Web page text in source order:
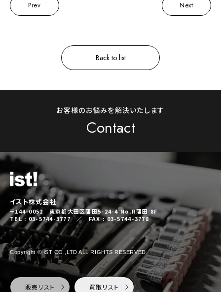
Prev Next
Back to list
お客様のお悩みを解決いたします
Contact
イスト株式会社
〒144-0052 東京都大田区蒲田5-24-4 No.R蒲田 8F
TEL : 03-5744-3777 ／ FAX : 03-5744-3778
Copyright © IST CO.,LTD ALL RIGHTS RESERVED.
販売リスト 買取リスト